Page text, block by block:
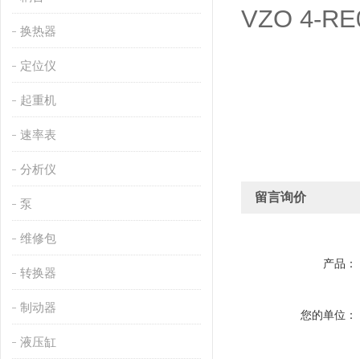
换热器
定位仪
起重机
速率表
分析仪
泵
维修包
转换器
制动器
液压缸
VZO 4-
留言询价
产品：
您的单位：